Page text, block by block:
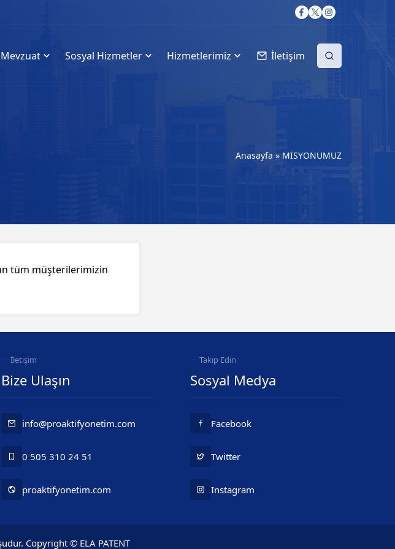
Mevzuat Sosyal Hizmetler Hizmetlerimiz İletişim
Anasayfa » MİSYONUMUZ
tüm müşterilerimizin
İletişim
Bize Ulaşın
info@proaktifyonetim.com
0 505 310 24 51
proaktifyonetim.com
Takip Edin
Sosyal Medya
Facebook
Twitter
Instagram
Copyright © ELA PATENT